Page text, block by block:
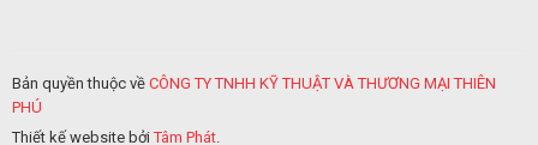
Bản quyền thuộc về CÔNG TY TNHH KỸ THUẬT VÀ THƯƠNG MẠI THIÊN
PHÚ
Thiết kế website bởiTâm Phát.